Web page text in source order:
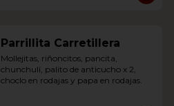
Parrillita Carretillera
Mollejitas, riñoncitos, pancita,
chunchulí, palito de anticucho x 2,
choclo en rodajas y papa en rodajas.